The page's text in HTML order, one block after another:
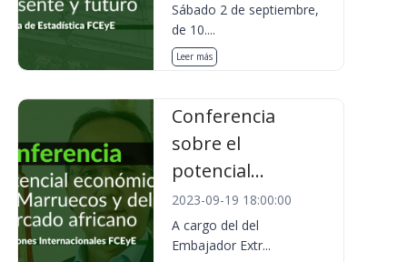
Sábado 2 de septiembre,
de 10....
Leer más
Conferencia
sobre el
potencial...
2023-09-19 18:00:00
A cargo del del
Embajador Extr...